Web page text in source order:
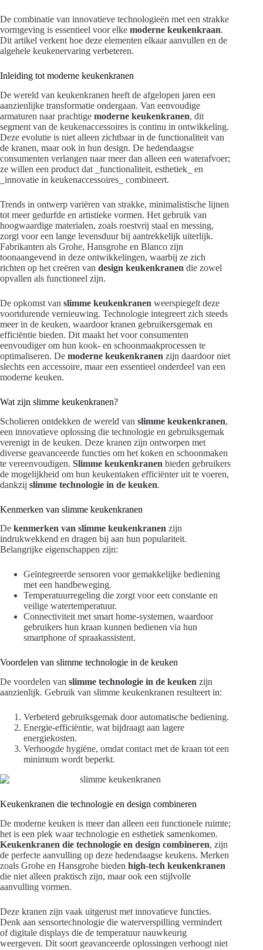
De combinatie van innovatieve technologieën met een strakke
vormgeving is essentieel voor elke moderne keukenkraan.
Dit artikel verkent hoe deze elementen elkaar aanvullen en de
algehele keukenervaring verbeteren.
Inleiding tot moderne keukenkranen
De wereld van keukenkranen heeft de afgelopen jaren een
aanzienlijke transformatie ondergaan. Van eenvoudige
armaturen naar prachtige moderne keukenkranen, dit
segment van de keukenaccessoires is continu in ontwikkeling.
Deze evolutie is niet alleen zichtbaar in de functionaliteit van
de kranen, maar ook in hun design. De hedendaagse
consumenten verlangen naar meer dan alleen een waterafvoer;
ze willen een product dat _functionaliteit, esthetiek_ en
_innovatie in keukenaccessoires_ combineert.
Trends in ontwerp variëren van strakke, minimalistische lijnen
tot meer gedurfde en artistieke vormen. Het gebruik van
hoogwaardige materialen, zoals roestvrij staal en messing,
zorgt voor een lange levensduur bij aantrekkelijk uiterlijk.
Fabrikanten als Grohe, Hansgrohe en Blanco zijn
toonaangevend in deze ontwikkelingen, waarbij ze zich
richten op het creëren van design keukenkranen die zowel
opvallen als functioneel zijn.
De opkomst van slimme keukenkranen weerspiegelt deze
voortdurende vernieuwing. Technologie integreert zich steeds
meer in de keuken, waardoor kranen gebruikersgemak en
efficiëntie bieden. Dit maakt het voor consumenten
eenvoudiger om hun kook- en schoonmaakprocessen te
optimaliseren. De moderne keukenkranen zijn daardoor niet
slechts een accessoire, maar een essentieel onderdeel van een
moderne keuken.
Wat zijn slimme keukenkranen?
Scholieren ontdekken de wereld van slimme keukenkranen,
een innovatieve oplossing die technologie en gebruiksgemak
verenigt in de keuken. Deze kranen zijn ontworpen met
diverse geavanceerde functies om het koken en schoonmaken
te vereenvoudigen. Slimme keukenkranen bieden gebruikers
de mogelijkheid om hun keukentaken efficiënter uit te voeren,
dankzij slimme technologie in de keuken.
Kenmerken van slimme keukenkranen
De kenmerken van slimme keukenkranen zijn
indrukwekkend en dragen bij aan hun populariteit.
Belangrijke eigenschappen zijn:
Geïntegreerde sensoren voor gemakkelijke bediening
met een handbeweging.
Temperatuurregeling die zorgt voor een constante en
veilige watertemperatuur.
Connectiviteit met smart home-systemen, waardoor
gebruikers hun kraan kunnen bedienen via hun
smartphone of spraakassistent.
Voordelen van slimme technologie in de keuken
De voordelen van slimme technologie in de keuken zijn
aanzienlijk. Gebruik van slimme keukenkranen resulteert in:
Verbeterd gebruiksgemak door automatische bediening.
Energie-efficiëntie, wat bijdraagt aan lagere
energiekosten.
Verhoogde hygiëne, omdat contact met de kraan tot een
minimum wordt beperkt.
Keukenkranen die technologie en design combineren
De moderne keuken is meer dan alleen een functionele ruimte;
het is een plek waar technologie en esthetiek samenkomen.
Keukenkranen die technologie en design combineren, zijn
de perfecte aanvulling op deze hedendaagse keukens. Merken
zoals Grohe en Hansgrohe bieden high-tech keukenkranen
die niet alleen praktisch zijn, maar ook een stijlvolle
aanvulling vormen.
Deze kranen zijn vaak uitgerust met innovatieve functies.
Denk aan sensortechnologie die waterverspilling vermindert
of digitale displays die de temperatuur nauwkeurig
weergeven. Dit soort geavanceerde oplossingen verhoogt niet